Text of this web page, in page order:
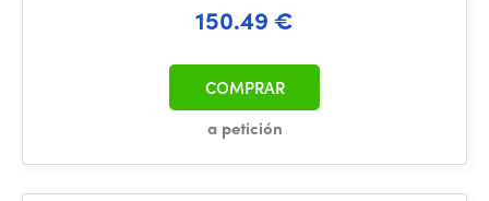
150.49 €
a petición
COMPRAR